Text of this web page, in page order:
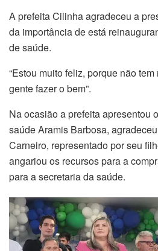
A prefeita Cilinha agradeceu a
da importância de está
de saúde.
“Estou muito feliz, porque não
gente fazer o bem”.
Na ocasião a prefeita apresentou
saúde Aramis Barbosa,
Carneiro, representado por seu
angariou os recursos para a
para a secretaria da saúde.